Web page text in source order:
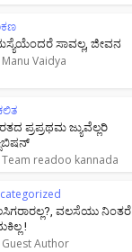
ಸಾವಲ್ಲ, ಜೀವನ
Manu Vaidya
ಪ್ರಪ್ರಥಮ ಜ್ಯುವೆಲ್ಲರಿ
Team readoo kannada
ವಲಸೆಯು ನಿಂತರೆ
!
Guest Author